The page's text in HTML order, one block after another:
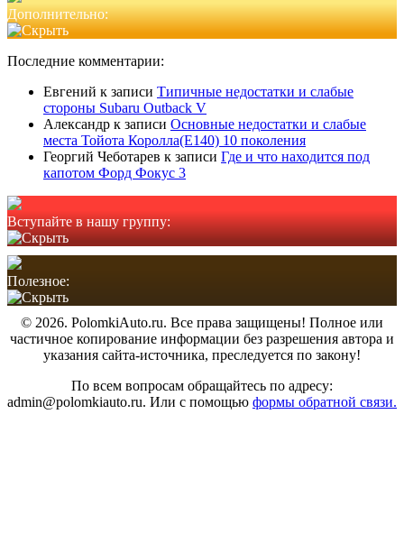
Дополнительно:
Последние комментарии:
Евгений к записи Типичные недостатки и слабые
стороны Subaru Outback V
Александр к записи Основные недостатки и слабые
места Тойота Королла(Е140) 10 поколения
Георгий Чеботарев к записи Где и что находится под
капотом Форд Фокус 3
Вступайте в нашу группу:
Полезное:
© 2026. PolomkiAuto.ru. Все права защищены! Полное или
частичное копирование информации без разрешения автора и
указания сайта-источника, преследуется по закону!
По всем вопросам обращайтесь по адресу:
admin@polomkiauto.ru. Или с помощью формы обратной связи.